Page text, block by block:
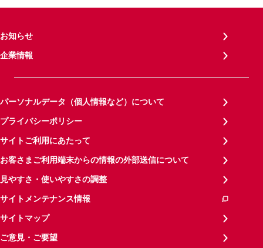
お知らせ
企業情報
パーソナルデータ（個人情報など）について
プライバシーポリシー
サイトご利用にあたって
お客さまご利用端末からの情報の外部送信について
見やすさ・使いやすさの調整
サイトメンテナンス情報
サイトマップ
ご意見・ご要望